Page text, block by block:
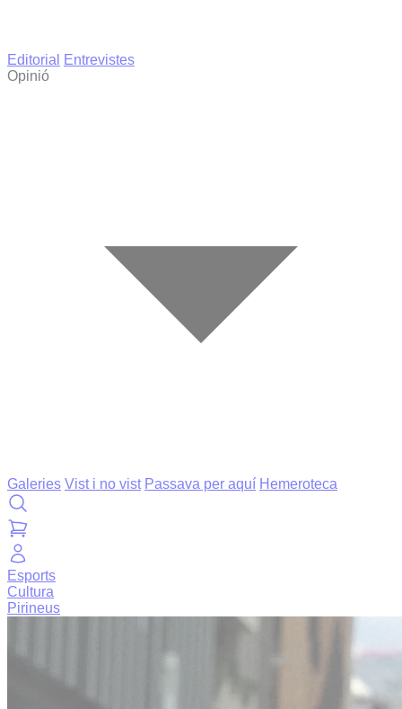
Editorial Entrevistes
Opinió
Galeries Vist i no vist Passava per aquí Hemeroteca
Esports
Cultura
Pirineus